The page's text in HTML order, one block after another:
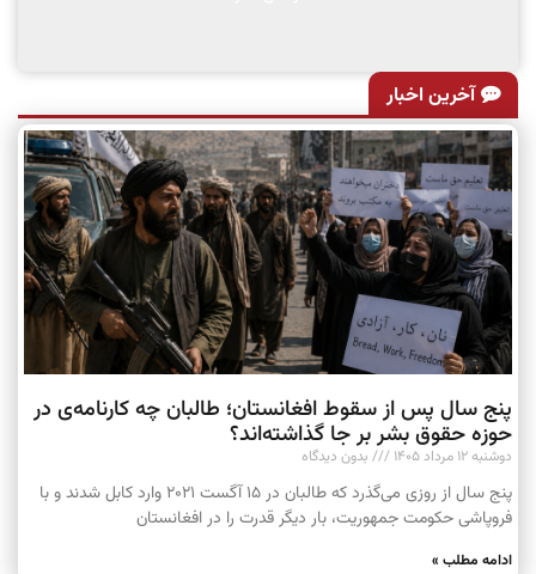
آخرین اخبار
پنج سال پس از سقوط افغانستان؛ طالبان چه کارنامه‌ی در
حوزه حقوق بشر بر جا گذاشته‌اند؟
دوشنبه ۱۲ مرداد ۱۴۰۵ بدون دیدگاه
پنج سال از روزی می‌گذرد که طالبان در ۱۵ آگست ۲۰۲۱ وارد کابل شدند و با
فروپاشی حکومت جمهوریت، بار دیگر قدرت را در افغانستان
ادامه مطلب »